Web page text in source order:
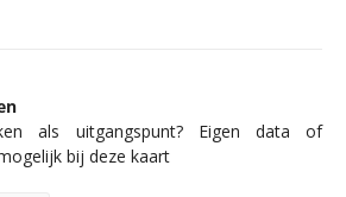
als uitgangspunt? Eigen data of
bij deze kaart